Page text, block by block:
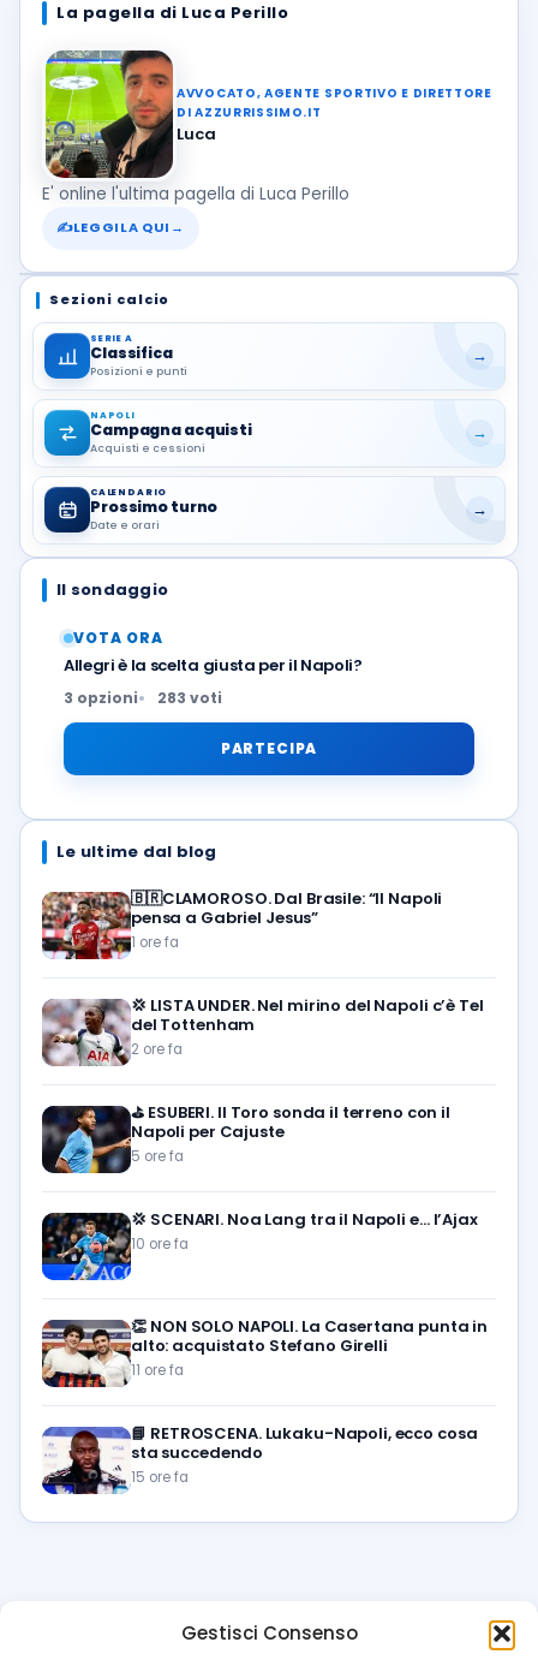
Gestisci Consenso
La pagella di Luca Perillo
AVVOCATO, AGENTE SPORTIVO E DIRETTORE
DI AZZURRISSIMO.IT
Luca
E' online l'ultima pagella di Luca Perillo
✍LEGGILA QUI →
Sezioni calcio
SERIE A
Classifica
Posizioni e punti
→
NAPOLI
Campagna acquisti
Acquisti e cessioni
→
CALENDARIO
Prossimo turno
Date e orari
→
Il sondaggio
VOTA ORA
Allegri è la scelta giusta per il Napoli?
3 opzioni 283 voti
PARTECIPA
Le ultime dal blog
🇧🇷CLAMOROSO. Dal Brasile: “Il Napoli
pensa a Gabriel Jesus”
1 ore fa
💢 LISTA UNDER. Nel mirino del Napoli c’è Tel
del Tottenham
2 ore fa
⛳ ESUBERI. Il Toro sonda il terreno con il
Napoli per Cajuste
5 ore fa
💢 SCENARI. Noa Lang tra il Napoli e… l’Ajax
10 ore fa
👏 NON SOLO NAPOLI. La Casertana punta in
alto: acquistato Stefano Girelli
11 ore fa
📘 RETROSCENA. Lukaku-Napoli, ecco cosa
sta succedendo
15 ore fa